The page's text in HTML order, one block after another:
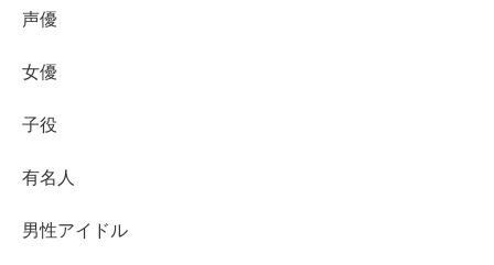
舗を狙う
ナーも確認する
狙いを一つに絞って「代替候補」も決めておくと空
りやすい企画です。気になる商品がある週は、無理のない
声優
女優
子役
有名人
男性アイドル